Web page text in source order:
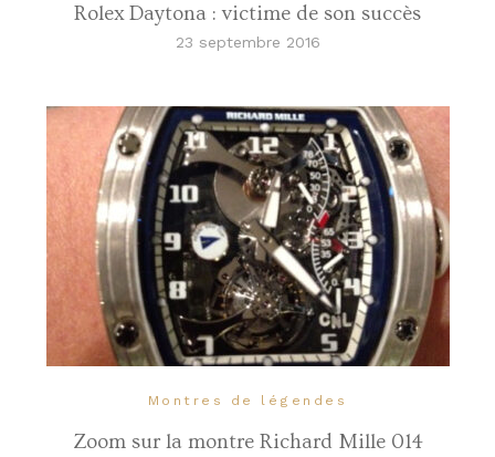
Rolex Daytona : victime de son succès
23 septembre 2016
Montres de légendes
Zoom sur la montre Richard Mille 014